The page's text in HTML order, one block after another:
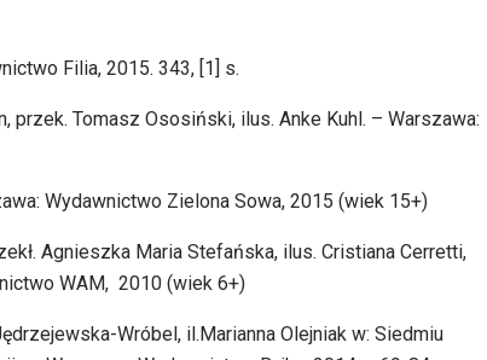
Filia, 2015. 343, [1] s.
Tomasz Ososiński, ilus. Anke Kuhl. – Warszawa:
Wydawnictwo Zielona Sowa, 2015 (wiek 15+)
Agnieszka Maria Stefańska, ilus. Cristiana Cerretti,
WAM, 2010 (wiek 6+)
Wróbel, il.Marianna Olejniak w: Siedmiu